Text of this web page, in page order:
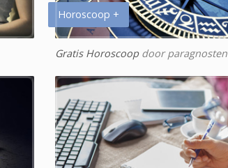
Horoscoop +
Gratis Horoscoopdoor paragnosten